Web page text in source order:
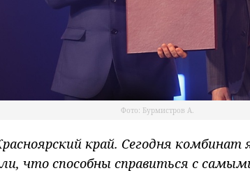
Фото: Бурмистров А.
край. Сегодня
что способны справиться с